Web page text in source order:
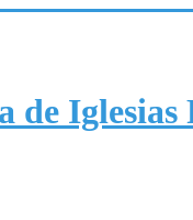
Iglesias